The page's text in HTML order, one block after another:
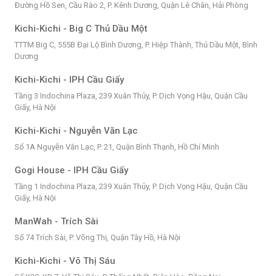
Đường Hồ Sen, Cầu Rào 2, P. Kênh Dương, Quận Lê Chân, Hải Phòng
Kichi-Kichi - Big C Thủ Dầu Một
TTTM Big C, 555B Đại Lộ Bình Dương, P. Hiệp Thành, Thủ Dầu Một, Bình
Dương
Kichi-Kichi - IPH Cầu Giấy
Tầng 3 Indochina Plaza, 239 Xuân Thủy, P. Dịch Vọng Hậu, Quận Cầu
Giấy, Hà Nội
Kichi-Kichi - Nguyễn Văn Lạc
Số 1A Nguyễn Văn Lạc, P. 21, Quận Bình Thạnh, Hồ Chí Minh
Gogi House - IPH Cầu Giấy
Tầng 1 Indochina Plaza, 239 Xuân Thủy, P. Dịch Vọng Hậu, Quận Cầu
Giấy, Hà Nội
ManWah - Trích Sài
Số 74 Trích Sài, P. Võng Thị, Quận Tây Hồ, Hà Nội
Kichi-Kichi - Võ Thị Sáu